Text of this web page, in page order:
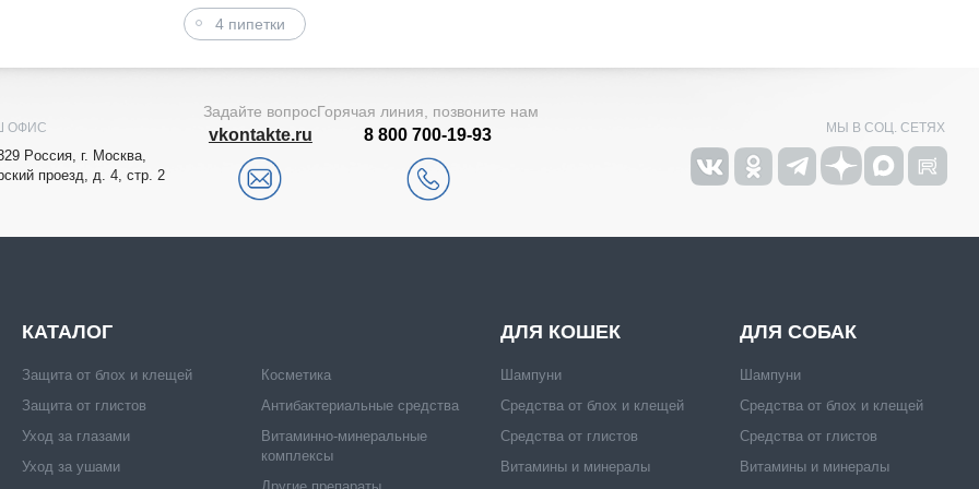
4 пипетки
ОФИС
Рoccия, г. Мocквa
проезд, д. 4, стр. 2
Задайте вопрос
vkontakte.ru
Горячая линия, позвоните нам
8 800 700-19-93 МЫ В СОЦ. СЕТЯХ
КАТАЛОГ
Защита от блох и клещей
Защита от глистов
Уход за глазами
Уход за ушами
Косметика
Антибактериальные средства
Витаминно-минеральные
комплексы
ДЛЯ КОШЕК
Шампуни
Средства от блох и клещей
Средства от глистов
Витамины и минералы
ДЛЯ СОБАК
Шампуни
Средства от блох и клещей
Средства от глистов
Витамины и минералы